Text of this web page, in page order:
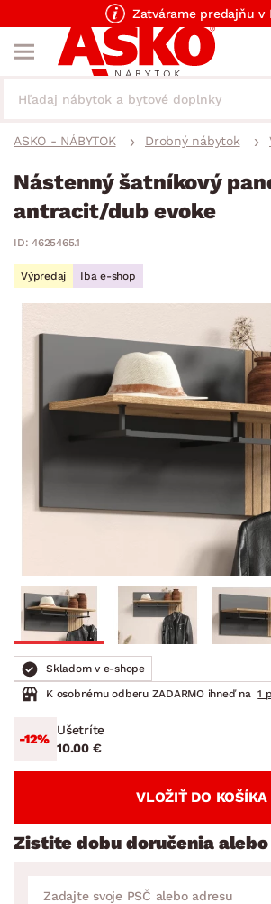
Zatvárame predajňu v
ASKO - NÁBYTOK Drobný nábytok
Nástenný šatníkový
antracit/dub evoke
ID: 4625465.1
Výpredaj Iba e-shop
Skladom v e-shope
K osobnému odberu ZADARMO ihneď na 1
-12%
Ušetríte
10.00 €
VLOŽIŤ DO KOŠÍKA
Zistite dobu doručenia